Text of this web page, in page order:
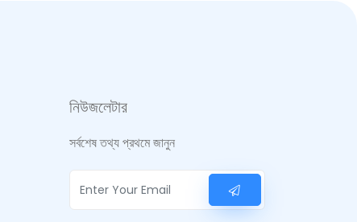
নিউজলেটার
সর্বশেষ তথ্য প্রথমে জানুন